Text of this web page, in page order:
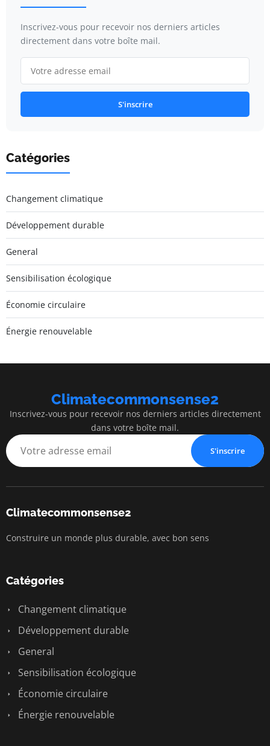
Inscrivez-vous pour recevoir nos derniers articles
directement dans votre boîte mail.
S'inscrire
Catégories
Changement climatique
Développement durable
General
Sensibilisation écologique
Économie circulaire
Énergie renouvelable
Climatecommonsense2
Inscrivez-vous pour recevoir nos derniers articles directement
dans votre boîte mail.
S'inscrire
Climatecommonsense2
Construire un monde plus durable, avec bon sens
Catégories
Changement climatique
Développement durable
General
Sensibilisation écologique
Économie circulaire
Énergie renouvelable